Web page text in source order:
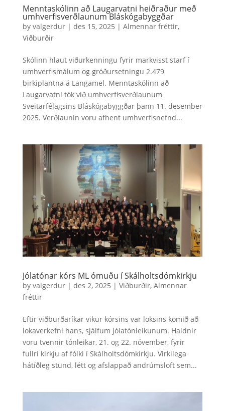
Menntaskólinn að Laugarvatni heiðraður með
umhverfisverðlaunum Bláskógabyggðar
by valgerdur| des 15, 2025 | Almennar fréttir,
Viðburðir
Skólinn hlaut viðurkenningu fyrir markvisst starf í
umhverfismálum og gróðursetningu 2.479
birkiplantna á Langamel. Menntaskólinn að
Laugarvatni tók við umhverfisverðlaunum
Sveitarfélagsins Bláskógabyggðar þann 11. desember
2025. Verðlaunin voru afhent umhverfisnefnd...
Jólatónar kórs ML ómuðu í Skálholtsdómkirkju
by valgerdur| des 2, 2025 | Viðburðir, Almennar
fréttir
Eftir viðburðaríkar vikur kórsins var loksins komið að
lokaverkefni hans, sjálfum jólatónleikunum. Haldnir
voru tvennir tónleikar, 21. og 22. nóvember, fyrir
fullri kirkju af fólki í Skálholtsdómkirkju. Virkilega
hátíðleg stund, létt og afslappað andrúmsloft sem...